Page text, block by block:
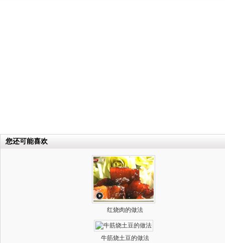
您还可能喜欢
红烧肉的做法
牛筋烧土豆的做法